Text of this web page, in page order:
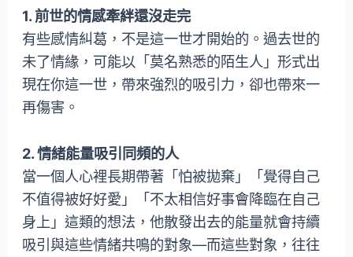
1. 前世的情感牽絆還沒走完
有些感情糾葛，不是這一世才開始的。過去世的
未了情緣，可能以「莫名熟悉的陌生人」形式出
現在你這一世，帶來強烈的吸引力，卻也帶來一
再傷害。
2. 情緒能量吸引同頻的人
當一個人心裡長期帶著「怕被拋棄」「覺得自己
不值得被好好愛」「不太相信好事會降臨在自己
身上」這類的想法，他散發出去的能量就會持續
吸引與這些情緒共鳴的對象—而這些對象，往往